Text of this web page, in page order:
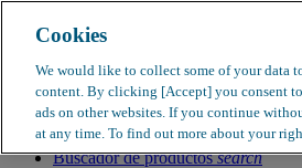
search clear
Dirección médica
Farmacovigilancia
Objeción de calidad
Buscador de productossearch
Cookies
We would like to collect some of your data
content. By clicking [Accept] you consent
ads on other websites. If you continue
at any time. To find out more about your